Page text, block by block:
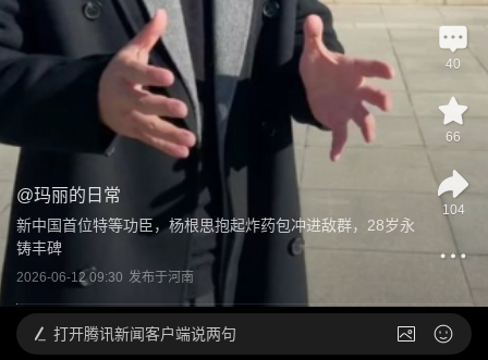
@玛丽的日常
新中国首位特等功臣，杨根思抱起炸药包冲进敌群，28岁永
铸丰碑
2026-06-12 09:30 发布于河南
40
66
104
打开腾讯新闻客户端说两句